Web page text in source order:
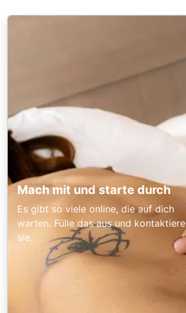
Mach mit und starte durch
Es gibt so viele online, die auf dich
warten. Fülle das aus und kontaktiere
sie.